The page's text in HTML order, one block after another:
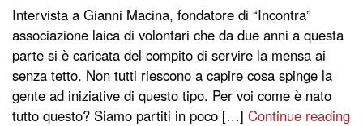
Intervista a Gianni Macina, fondatore di “Incontra”
associazione laica di volontari che da due anni a questa
parte si è caricata del compito di servire la mensa ai
senza tetto. Non tutti riescono a capire cosa spinge la
gente ad iniziative di questo tipo. Per voi come è nato
tutto questo? Siamo partiti in poco […] Continue reading